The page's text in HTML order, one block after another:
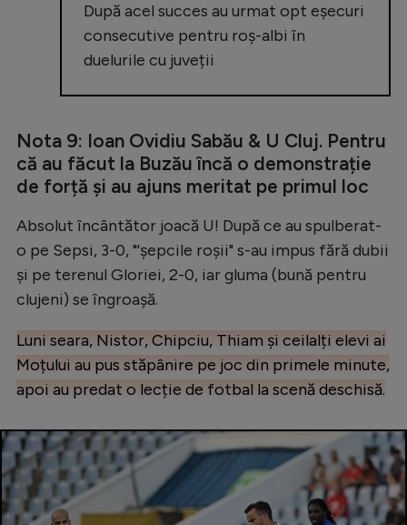
După acel succes au urmat opt eșecuri
consecutive pentru roș-albi în
duelurile cu juveții
Nota 9: Ioan Ovidiu Sabău & U Cluj. Pentru
că au făcut la Buzău încă o demonstrație
de forță și au ajuns meritat pe primul loc
Absolut încântător joacă U! După ce au spulberat-
o pe Sepsi, 3-0, "'șepcile roșii" s-au impus fără dubii
și pe terenul Gloriei, 2-0, iar gluma (bună pentru
clujeni) se îngroașă.
Luni seara, Nistor, Chipciu, Thiam și ceilalți elevi ai
Moțului au pus stăpânire pe joc din primele minute,
apoi au predat o lecție de fotbal la scenă deschisă.